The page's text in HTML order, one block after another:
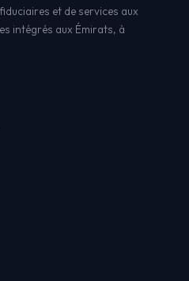
et de services aux
intégrés aux Émirats, à